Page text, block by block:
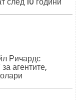
Ричардс
агентите,